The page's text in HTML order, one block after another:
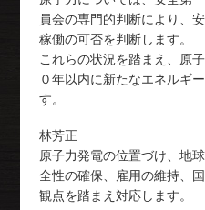
員会の専門的判断により、
稼働の可否を判断します。
これらの状況を踏まえ、原
０年以内に新たなエネルギ
す。
林芳正
原子力発電の位置づけ、地
全性の確保、雇用の維持、
観点を踏まえ対応します。